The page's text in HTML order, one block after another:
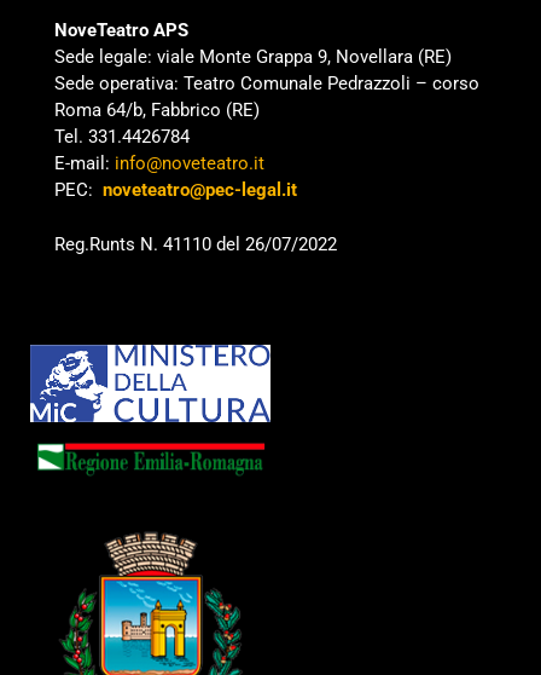
NoveTeatro APS
Sede legale: viale Monte Grappa 9, Novellara (RE)
Sede operativa: Teatro Comunale Pedrazzoli – corso
Roma 64/b, Fabbrico (RE)
Tel. 331.4426784
E-mail: info@noveteatro.it
PEC: noveteatro@pec-legal.it
Reg.Runts N. 41110 del 26/07/2022